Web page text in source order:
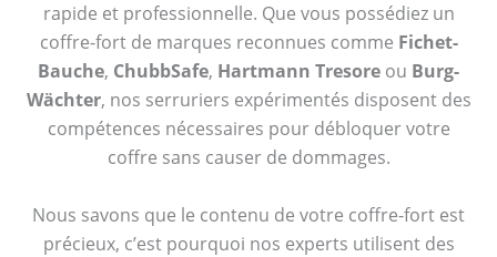
rapide et professionnelle. Que vous possédiez un
coffre-fort de marques reconnues comme Fichet-
Bauche, ChubbSafe, Hartmann Tresore ou Burg-
Wächter, nos serruriers expérimentés disposent des
compétences nécessaires pour débloquer votre
coffre sans causer de dommages.
Nous savons que le contenu de votre coffre-fort est
précieux, c’est pourquoi nos experts utilisent des